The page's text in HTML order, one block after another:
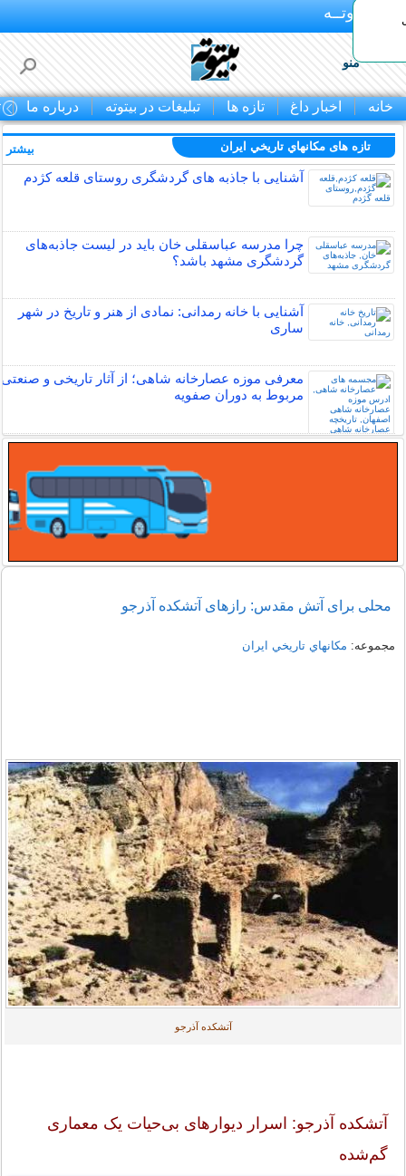
بـیتوتــه
منو
خانه اخبار داغ تازه ها تبلیغات در بیتوته درباره ما
تازه های مكانهاي تاريخي ايران
آشنایی با جاذبه های گردشگری روستای قلعه کژدم
چرا مدرسه عباسقلی خان باید در لیست جاذبه‌های
گردشگری مشهد باشد؟
آشنایی با خانه رمدانی: نمادی از هنر و تاریخ در شهر
ساری
معرفی موزه عصارخانه شاهی؛ از آثار تاریخی و صنعتی
مربوط به دوران صفویه
بیشتر
محلی برای آتش مقدس: رازهای آتشکده آذرجو
مجموعه: مكانهاي تاريخي ايران
آتشکده آذرجو
آتشکده آذرجو: اسرار دیوارهای بی‌حیات یک معماری
گم‌شده